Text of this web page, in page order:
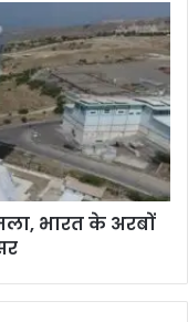
भारत के अरबों